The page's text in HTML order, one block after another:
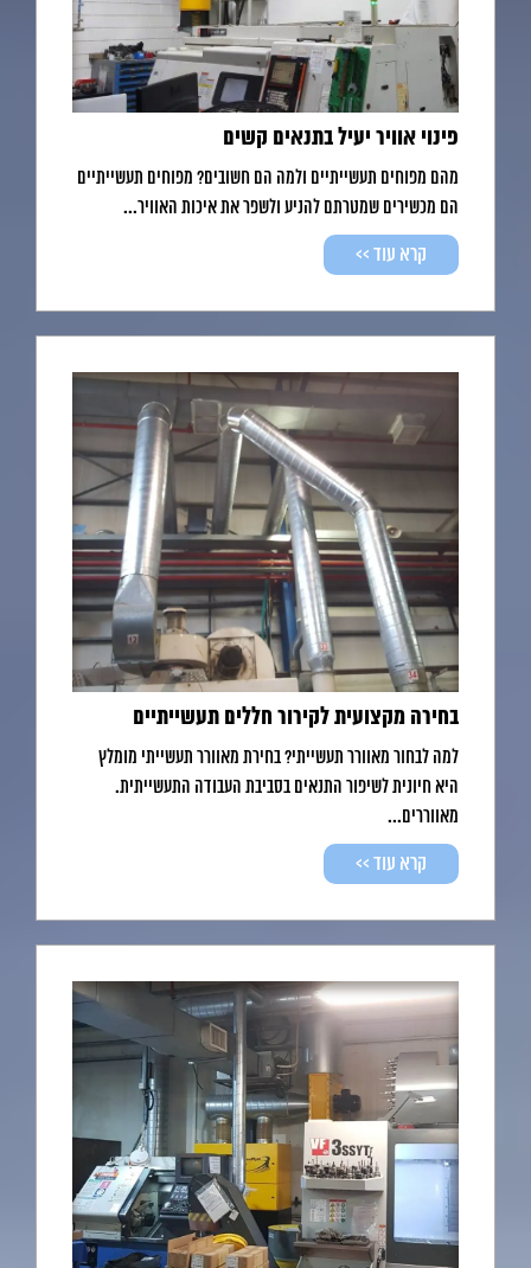
פינוי אוויר יעיל בתנאים קשים
מהם מפוחים תעשייתיים ולמה הם חשובים? מפוחים תעשייתיים
הם מכשירים שמטרתם להניע ולשפר את איכות האוויר...
קרא עוד >>
בחירה מקצועית לקירור חללים תעשייתיים
למה לבחור מאוורר תעשייתי? בחירת מאוורר תעשייתי מומלץ
היא חיונית לשיפור התנאים בסביבת העבודה התעשייתית.
מאווררים...
קרא עוד >>